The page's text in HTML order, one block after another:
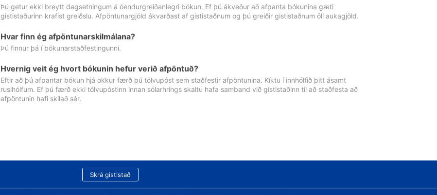
Þú getur ekki breytt dagsetningum á óendurgreiðanlegri bókun. Ef þú ákveður að afpanta bókunina gæti
gististaðurinn krafist greiðslu. Afpöntunargjöld ákvarðast af gististaðnum og þú greiðir gististaðnum öll aukagjöld.
Hvar finn ég afpöntunarskilmálana?
Þú finnur þá í bókunarstaðfestingunni.
Hvernig veit ég hvort bókunin hefur verið afpöntuð?
Eftir að þú afpantar bókun hjá okkur færð þú tölvupóst sem staðfestir afpöntunina. Kíktu í innhólfið þitt ásamt
ruslhólfum. Ef þú færð ekki tölvupóstinn innan sólarhrings skaltu hafa samband við gististaðinn til að staðfesta að
afpöntunin hafi skilað sér.
Skrá gististað